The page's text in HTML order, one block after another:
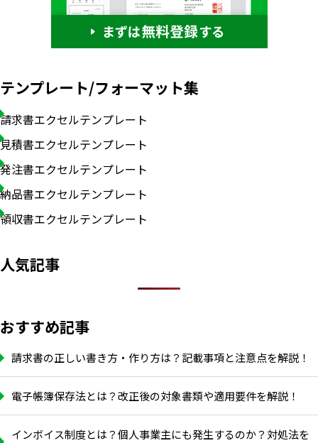
テンプレート/フォーマット集
請求書エクセルテンプレート
見積書エクセルテンプレート
発注書エクセルテンプレート
納品書エクセルテンプレート
領収書エクセルテンプレート
人気記事
おすすめ記事
請求書の正しい書き方・作り方は？記載事項と注意点を解説！
電子帳簿保存法とは？改正後の対象書類や適用要件を解説！
インボイス制度とは？個人事業主にも発生するのか？対処法を